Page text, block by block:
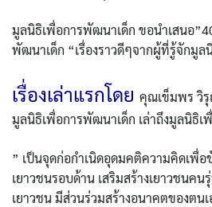
ค้นหา
มูลนิธิเพื่อการพัฒนาเด็ก ขอนำเสนอ
พัฒนาเด็ก “เรื่องราวดีๆจากผู้ที่รู้จักมู
เรื่องเล่าแรกโดย คุณเข็มพร วิ
มูลนิธิเพื่อการพัฒนาเด็ก เล่าถึงมูลนิธิเ
” เป็นจุดก่อกำเนิดอุดมคติความคิดเพื่
เยาวชนรอบด้าน เสริมสร้างเยาวชนคน
เยาวชน มีส่วนร่วมสร้างอนาคตของตน